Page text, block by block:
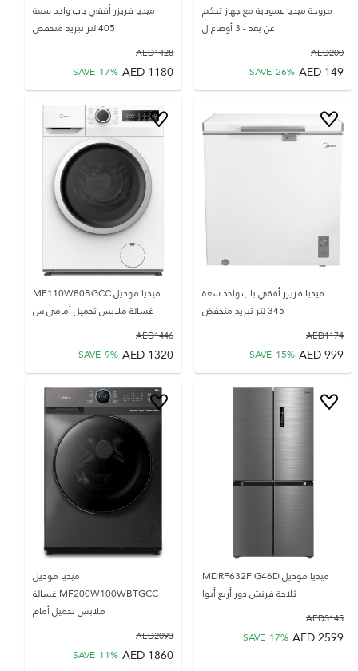
مروحة ميديا عمودية مع جهاز تحكم
عن بعد - 3 أوضاع ل
200
AED
149
AED
SAVE 26%
ميديا فريزر أفقي باب واحد سعة
405 لتر تبريد منخفض
1428
AED
1180
AED
SAVE 17%
ميديا فريزر أفقي باب واحد سعة
345 لتر تبريد منخفض
1174
AED
999
AED
SAVE 15%
ميديا موديل MF110W80BGCC
غسالة ملابس تحميل أمامي س
1446
AED
1320
AED
SAVE 9%
ميديا موديل MDRF632FIG46D
ثلاجة فرنش دور أربع أبوا
3145
AED
2599
AED
SAVE 17%
ميديا موديل
MF200W100WBTGCC غسالة
ملابس تحميل أمام
2093
AED
1860
AED
SAVE 11%